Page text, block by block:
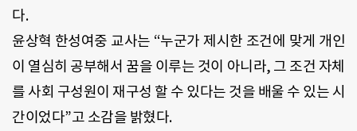
다.
윤상혁 한성여중 교사는 “누군가 제시한 조건에 맞게 개인
이 열심히 공부해서 꿈을 이루는 것이 아니라, 그 조건 자체
를 사회 구성원이 재구성 할 수 있다는 것을 배울 수 있는 시
간이었다”고 소감을 밝혔다.